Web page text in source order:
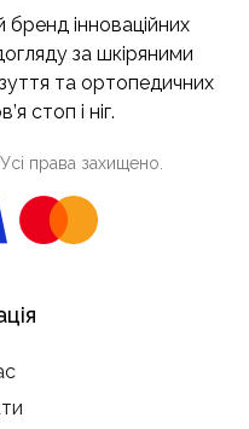
бренд інноваційних
за шкіряними
та ортопедичних
стоп і ніг.
права захищено.